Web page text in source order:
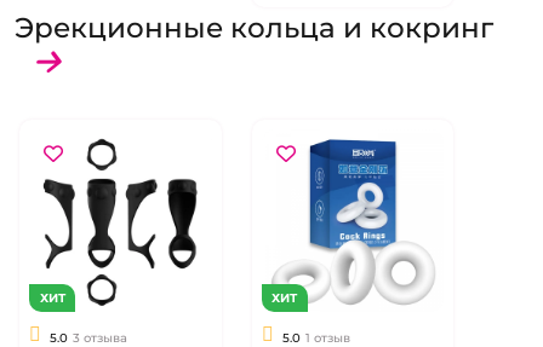
Эрекционные кольца и кокринг
ХИТ
5.0 3 отзыва
ХИТ
5.0 1 отзыв